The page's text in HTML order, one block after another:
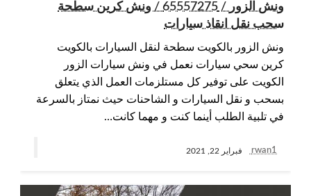
ونش الزور / 65557275 / ونش كرين سطحة
سحب نقل انقاذ سيارات
ونش الزور بالكويت سطحة لنقل السيارات بالكويت
كرين سحي سيارات نعمل في ونش سيارات الزور
الكويت على توفير كل مستلزمات العمل الذي يتعلق
بسحب و نقل السيارات و الشاحنات حيث نمتاز بالسرعة
في تلبية الطلب أينما كنت و مهما كانت…
rwan1 فبراير 22, 2021